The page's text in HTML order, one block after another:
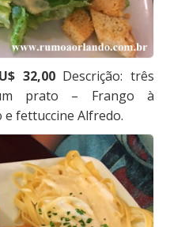
32,00Descrição: três
prato – Frango à
fettuccine Alfredo.